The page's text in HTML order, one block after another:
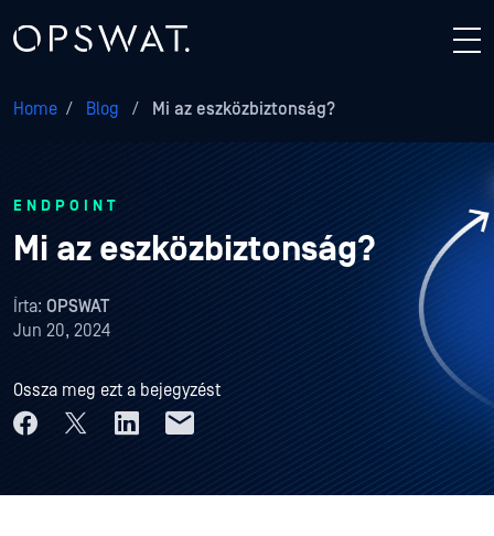
Home / Blog / Mi az eszközbiztonság?
ENDPOINT
Mi az eszközbiztonság?
Írta: OPSWAT
Jun 20, 2024
Ossza meg ezt a bejegyzést